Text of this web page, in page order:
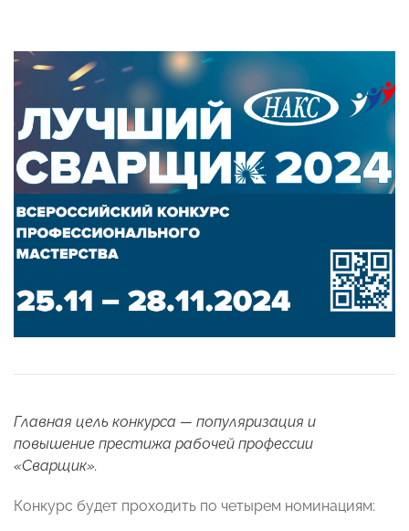
Главная цель конкурса — популяризация и
повышение престижа рабочей профессии
«Сварщик».
Конкурс будет проходить по четырем номинациям: